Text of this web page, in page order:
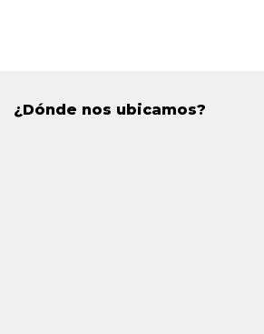
¿Dónde nos ubicamos?